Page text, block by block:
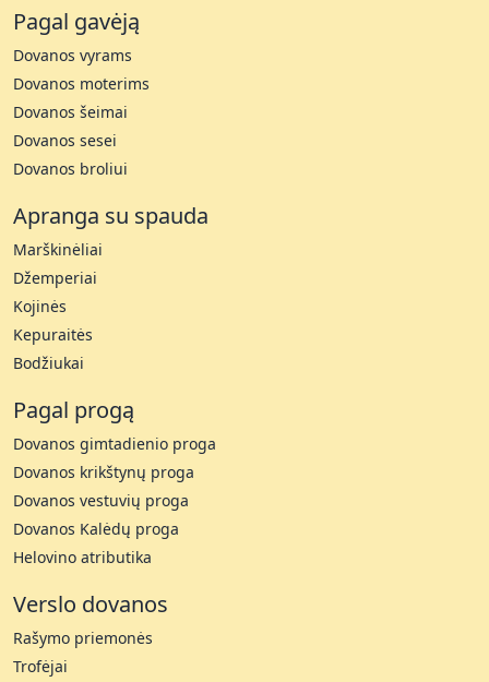
Pagal gavėją
Dovanos vyrams
Dovanos moterims
Dovanos šeimai
Dovanos sesei
Dovanos broliui
Apranga su spauda
Marškinėliai
Džemperiai
Kojinės
Kepuraitės
Bodžiukai
Pagal progą
Dovanos gimtadienio proga
Dovanos krikštynų proga
Dovanos vestuvių proga
Dovanos Kalėdų proga
Helovino atributika
Verslo dovanos
Rašymo priemonės
Trofėjai